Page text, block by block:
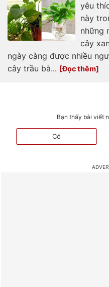
yêu
này
những
cây
ngày càng được nhiều
cây trầu bà...
Bạn thấy bài viết
Có